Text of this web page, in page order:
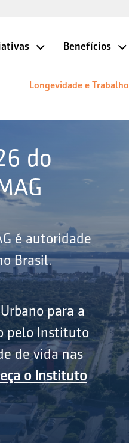
Benefícios
Longevidade e Trabalho
do
é autoridade
Brasil.
para a
pelo Instituto
de vida nas
o Instituto